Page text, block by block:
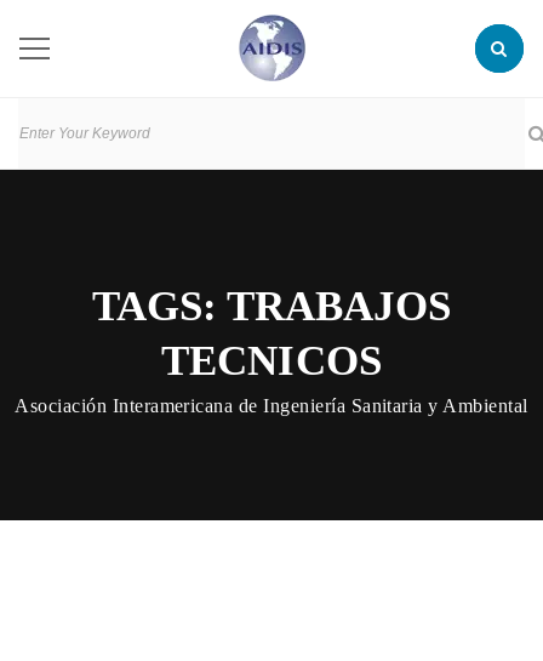
TAGS: TRABAJOS
TECNICOS
Asociación Interamericana de Ingeniería Sanitaria y Ambiental